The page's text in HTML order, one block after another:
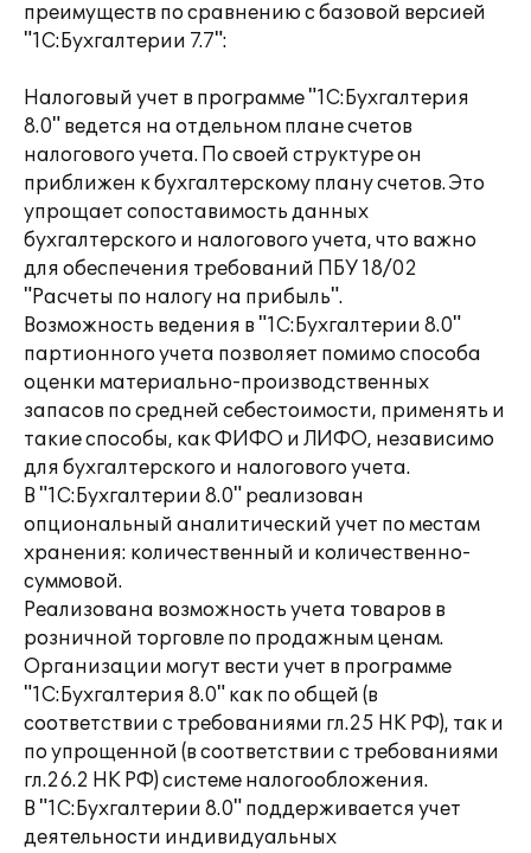
преимуществ по сравнению с базовой версией
"1С:Бухгалтерии 7.7":
Налоговый учет в программе "1С:Бухгалтерия
8.0" ведется на отдельном плане счетов
налогового учета. По своей структуре он
приближен к бухгалтерскому плану счетов. Это
упрощает сопоставимость данных
бухгалтерского и налогового учета, что важно
для обеспечения требований ПБУ 18/02
"Расчеты по налогу на прибыль".
Возможность ведения в "1С:Бухгалтерии 8.0"
партионного учета позволяет помимо способа
оценки материально-производственных
запасов по средней себестоимости, применять и
такие способы, как ФИФО и ЛИФО, независимо
для бухгалтерского и налогового учета.
В "1С:Бухгалтерии 8.0" реализован
опциональный аналитический учет по местам
хранения: количественный и количественно-
суммовой.
Реализована возможность учета товаров в
розничной торговле по продажным ценам.
Организации могут вести учет в программе
"1С:Бухгалтерия 8.0" как по общей (в
соответствии с требованиями гл.25 НК РФ), так и
по упрощенной (в соответствии с требованиями
гл.26.2 НК РФ) системе налогообложения.
В "1С:Бухгалтерии 8.0" поддерживается учет
деятельности индивидуальных